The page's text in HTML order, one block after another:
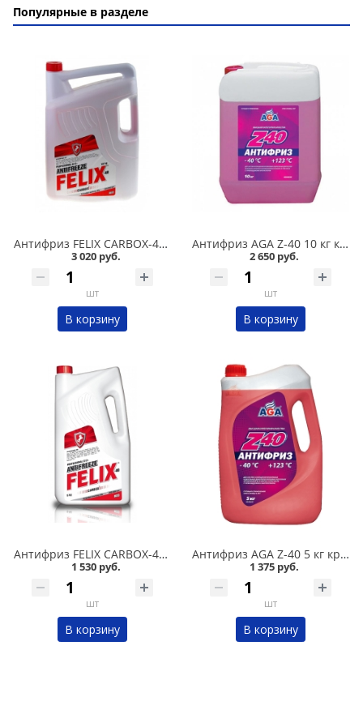
Популярные в разделе
Антифриз FELIX CARBOX-40 10 кг красный в Омске
3 020 руб.
шт
В корзину
Антифриз AGA Z-40 10 кг красный в Омске
2 650 руб.
шт
В корзину
Антифриз FELIX CARBOX-40 5 кг красный в Омске
1 530 руб.
шт
В корзину
Антифриз AGA Z-40 5 кг красный в Омске
1 375 руб.
шт
В корзину